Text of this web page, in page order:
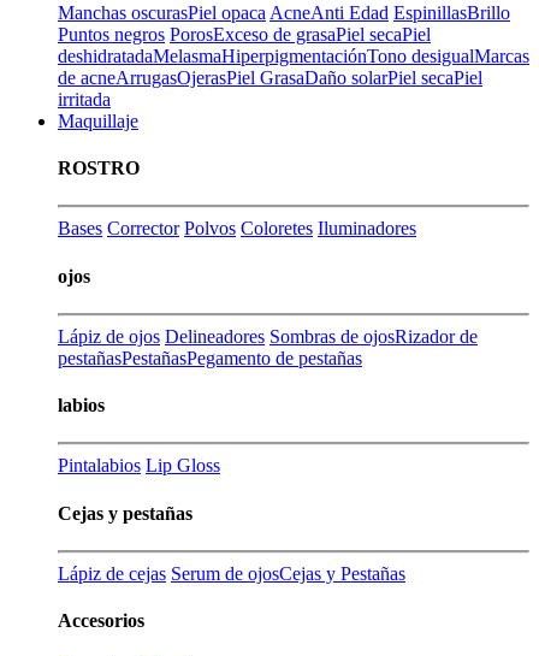
Manchas oscurasPiel opaca AcneAnti Edad EspinillasBrillo
Puntos negros PorosExceso de grasaPiel secaPiel
deshidratadaMelasmaHiperpigmentaciónTono desigualMarcas
de acneArrugasOjerasPiel GrasaDaño solarPiel secaPiel
irritada
Maquillaje
ROSTRO
Bases Corrector Polvos Coloretes Iluminadores
ojos
Lápiz de ojos Delineadores Sombras de ojosRizador de
pestañasPestañasPegamento de pestañas
labios
Pintalabios Lip Gloss
Cejas y pestañas
Lápiz de cejas Serum de ojosCejas y Pestañas
Accesorios